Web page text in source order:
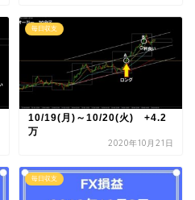
毎日収支
10/19(月)～10/20(火) +4.2
万
2020年10月21日
毎日収支